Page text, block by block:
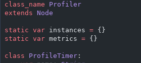
class_name Profiler
extends Node
static var instances = {}
static var metrics = {}
class ProfileTimer :